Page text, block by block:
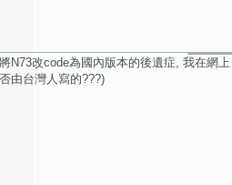
N73改code為國內版本的後遺症, 我在網上
由台灣人寫的???)